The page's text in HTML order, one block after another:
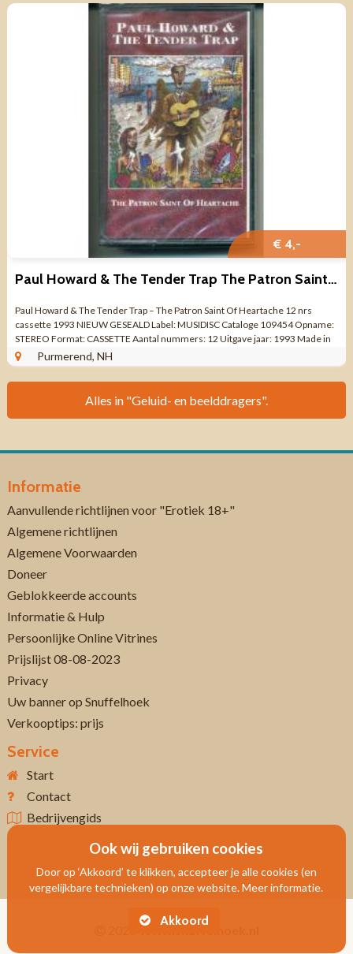
€ 4,-
Paul Howard & The Tender Trap The Patron Saint Of Heartache NIEUW
Paul Howard & The Tender Trap – The Patron Saint Of Heartache 12 nrs
cassette 1993 NIEUW GESEALD Label: MUSIDISC Cataloge 109454 Opname:
STEREO Format: CASSETTE Aantal nummers: 12 Uitgave jaar: 1993 Made in
FRANCE ...Purmerend, NH
Alles in "Geluid- en beelddragers".
Informatie
Aanvullende richtlijnen voor "Erotiek 18+"
Algemene richtlijnen
Algemene Voorwaarden
Doneer
Geblokkeerde accounts
Informatie & Hulp
Persoonlijke Online Vitrines
Prijslijst 08-08-2023
Privacy
Uw banner op Snuffelhoek
Verkooptips: prijs
Service
Start
Contact
Bedrijvengids
Www.snuffelhoek.nl
Ook wij gebruiken cookies
Door op ‘Akkoord’ te klikken, accepteer je alle cookies (en
vergelijkbare technieken) op onze website. Meer informatie.
Akkoord